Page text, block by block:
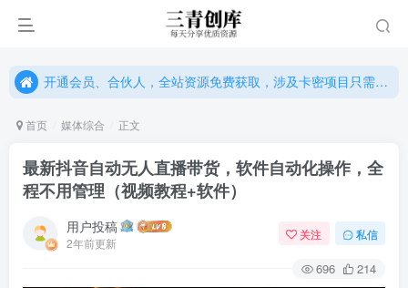
开通会员、合伙人，全站资源免费获取，涉及卡密项目只需单独购卡密（位置：网站右下悬浮按钮）
开通会员、合伙人，全站资源免费获取，涉及卡密项目只需单独购卡密（位置：网站右下悬浮按钮）
首页 媒体综合 正文
最新抖音自动无人直播带货，软件自动化操作，全
程不用管理（视频教程+软件）
用户投稿
2年前更新
关注 私信
696 214